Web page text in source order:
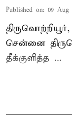
Published on: 09 Aug
திருவொற்றியூர்,
சென்னை
தீக்குளித்த ...